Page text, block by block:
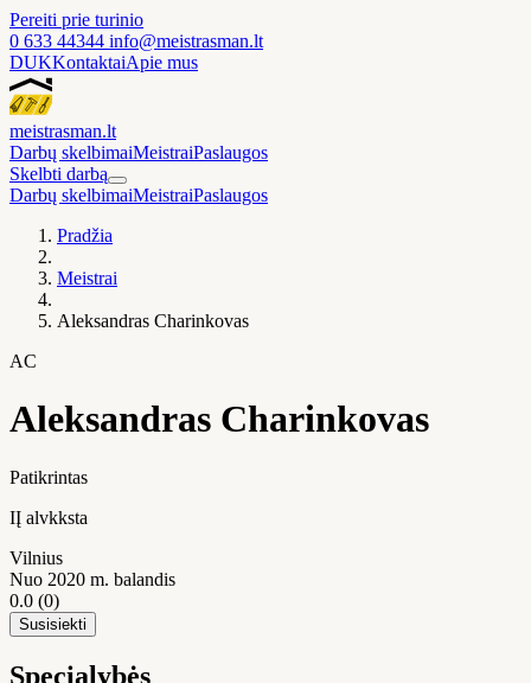
Pereiti prie turinio
0 633 44344 info@meistrasman.lt
DUKKontaktaiApie mus
meistrasman.lt
Darbų skelbimaiMeistraiPaslaugos
Skelbti darbą
Darbų skelbimaiMeistraiPaslaugos
Pradžia
Meistrai
Aleksandras Charinkovas
AC
Aleksandras Charinkovas
Patikrintas
IĮ alvkksta
Vilnius
Nuo 2020 m. balandis
0.0 (0)
Susisiekti
Specialybės